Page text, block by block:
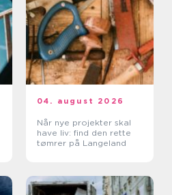
04. august 2026
Når nye projekter skal
have liv: find den rette
tømrer på Langeland